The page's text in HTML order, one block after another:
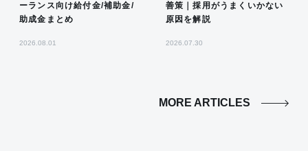
ーランス向け給付金/補助金/
助成金まとめ
2026.08.01
善策｜採用がうまくいかない
原因を解説
2026.07.30
MORE ARTICLES